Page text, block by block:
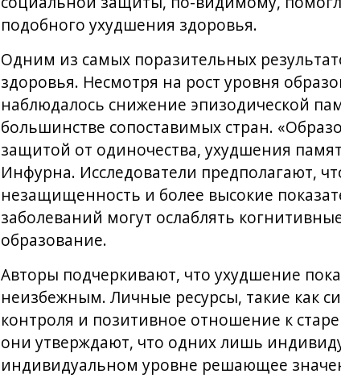
подобного ухудшения здоровья.
Одним из самых поразительных
здоровья. Несмотря на рост уровня
наблюдалось снижение эпизодической
большинстве сопоставимых стран.
защитой от одиночества, ухудшения
Инфурна. Исследователи предполагают,
незащищенность и более высокие
заболеваний могут ослаблять
образование.
Авторы подчеркивают, что ухудшение
неизбежным. Личные ресурсы, такие как
контроля и позитивное отношение к
они утверждают, что одних лишь
индивидуальном уровне решающее